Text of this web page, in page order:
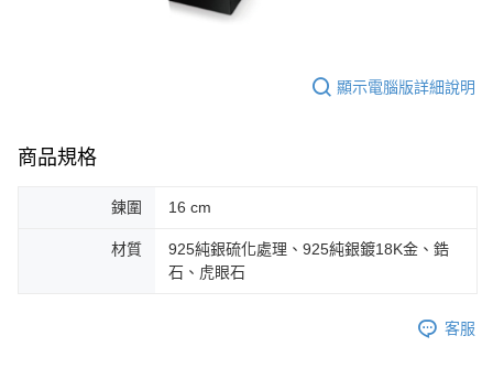
顯示電腦版詳細說明
商品規格
鍊圍 16 cm
材質
925純銀硫化處理、925純銀鍍18K金、鋯
石、虎眼石
客服